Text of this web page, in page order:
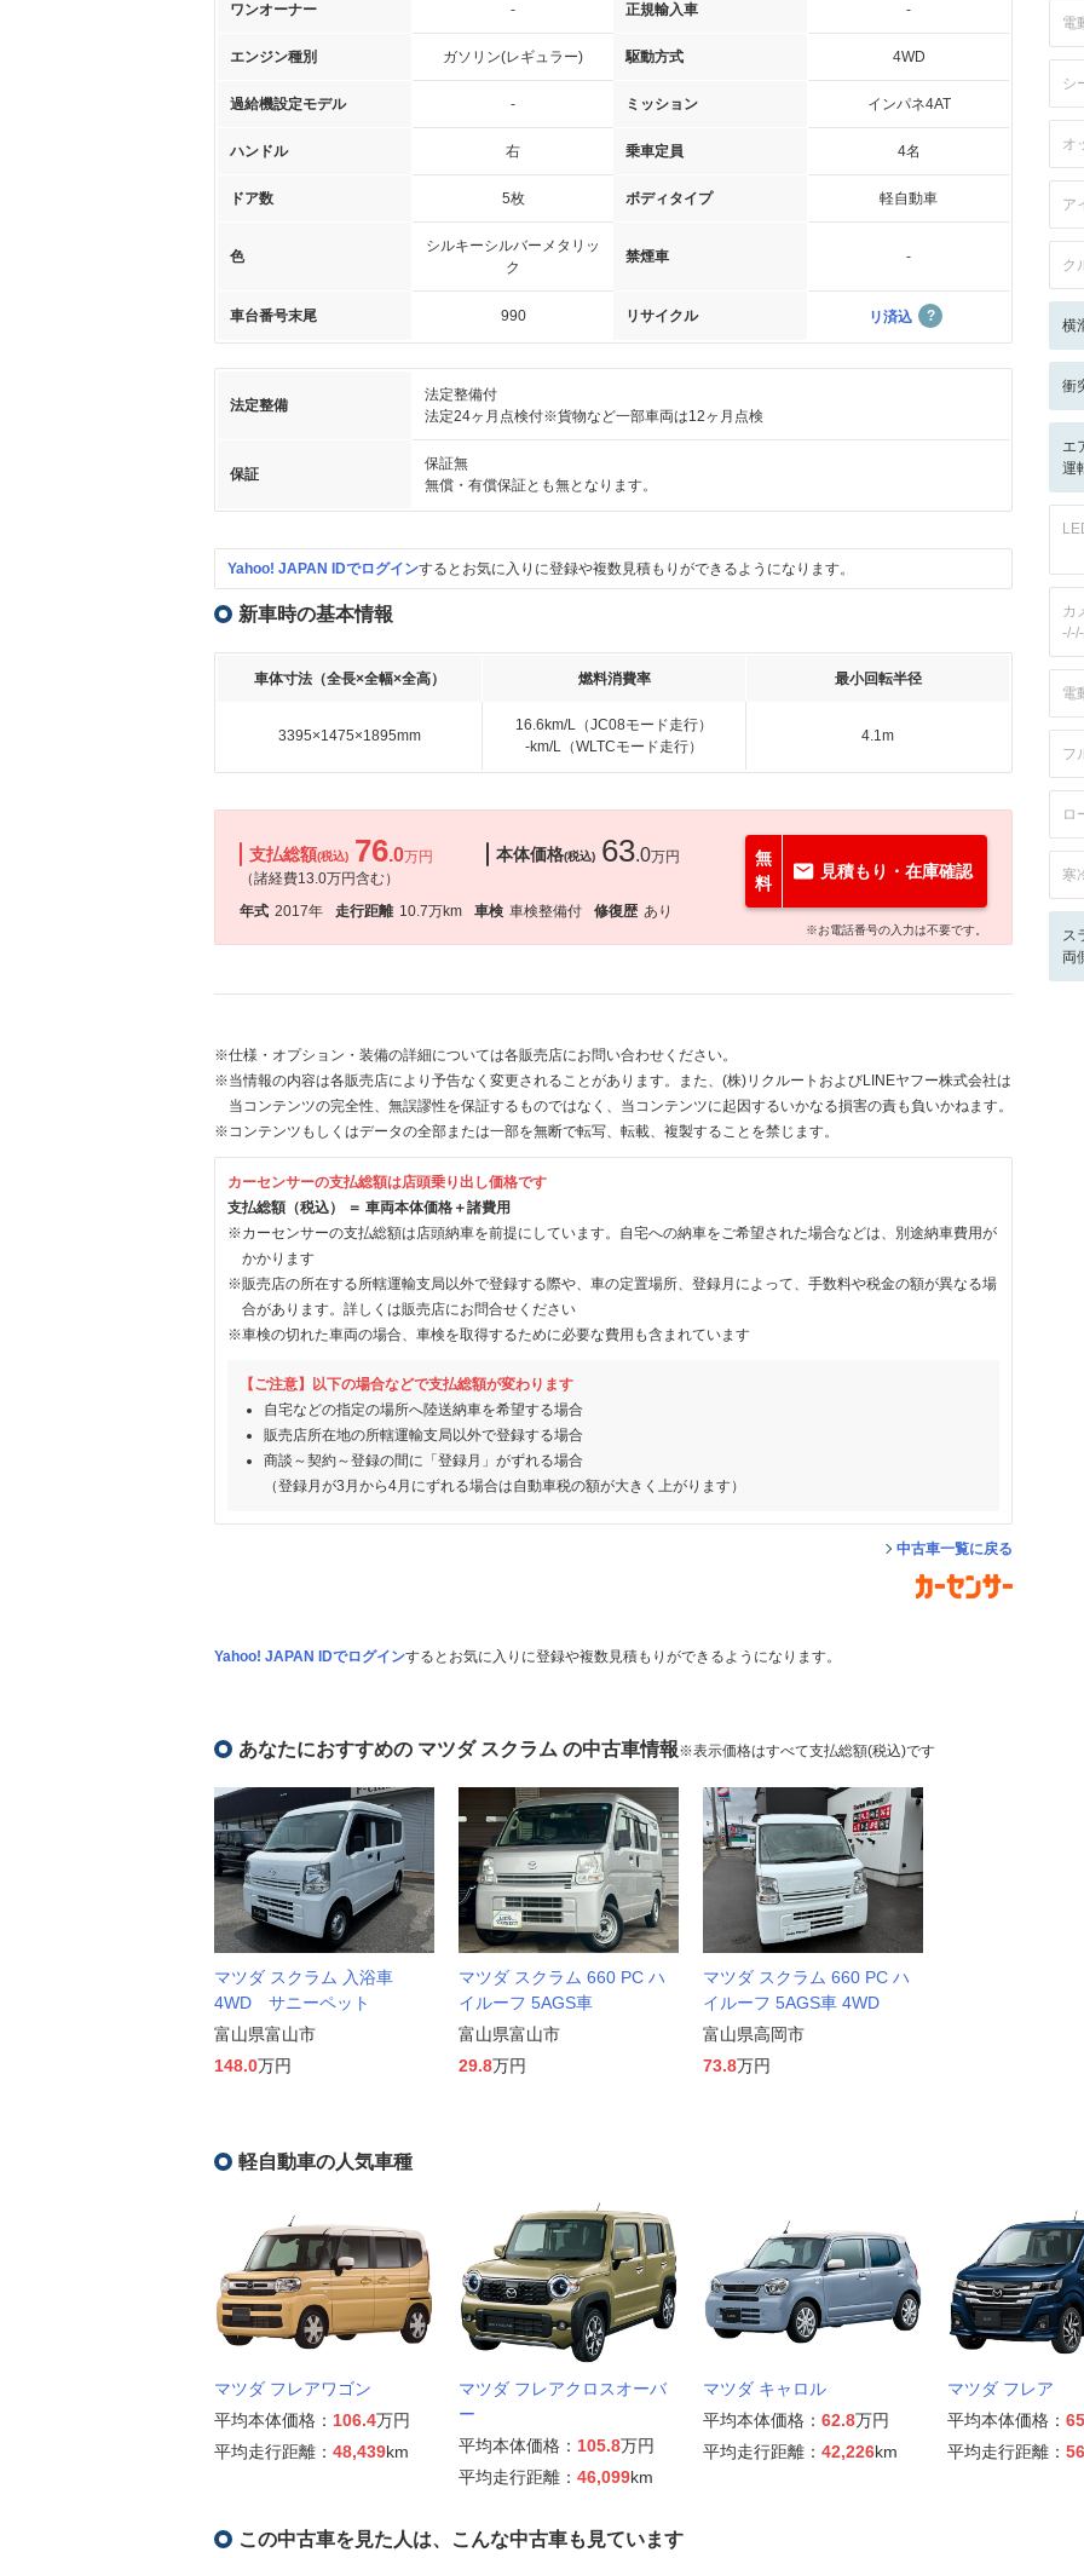
ワンオーナー - 正規輸入車 -
エンジン種別 ガソリン(レギュラー) 駆動方式 4WD
過給機設定モデル - ミッション インパネ4AT
ハンドル 右 乗車定員 4名
ドア数 5枚 ボディタイプ 軽自動車
色
シルキーシルバーメタリッ
ク
禁煙車 -
車台番号末尾 990 リサイクル リ済込
法定整備
法定整備付
法定24ヶ月点検付※貨物など一部車両は12ヶ月点検
保証
保証無
無償・有償保証とも無となります。
Yahoo! JAPAN IDでログインするとお気に入りに登録や複数見積もりができるようになります。
新車時の基本情報
車体寸法（全長×全幅×全高） 燃料消費率 最小回転半径
3395×1475×1895mm
16.6km/L（JC08モード走行）
-km/L（WLTCモード走行）
4.1m
支払総額(税込) 76.0万円
（諸経費13.0万円含む）
本体価格(税込) 63.0万円
年式 2017年 走行距離 10.7万km 車検 車検整備付 修復歴 あり
無
料
見積もり・在庫確認
※お電話番号の入力は不要です。
※仕様・オプション・装備の詳細については各販売店にお問い合わせください。
※当情報の内容は各販売店により予告なく変更されることがあります。また、(株)リクルートおよびLINEヤフー株式会社は
当コンテンツの完全性、無誤謬性を保証するものではなく、当コンテンツに起因するいかなる損害の責も負いかねます。
※コンテンツもしくはデータの全部または一部を無断で転写、転載、複製することを禁じます。
カーセンサーの支払総額は店頭乗り出し価格です
支払総額（税込） ＝ 車両本体価格＋諸費用
※カーセンサーの支払総額は店頭納車を前提にしています。自宅への納車をご希望された場合などは、別途納車費用が
かかります
※販売店の所在する所轄運輸支局以外で登録する際や、車の定置場所、登録月によって、手数料や税金の額が異なる場
合があります。詳しくは販売店にお問合せください
※車検の切れた車両の場合、車検を取得するために必要な費用も含まれています
【ご注意】以下の場合などで支払総額が変わります
自宅などの指定の場所へ陸送納車を希望する場合
販売店所在地の所轄運輸支局以外で登録する場合
商談～契約～登録の間に「登録月」がずれる場合
（登録月が3月から4月にずれる場合は自動車税の額が大きく上がります）
中古車一覧に戻る
Yahoo! JAPAN IDでログインするとお気に入りに登録や複数見積もりができるようになります。
電
シ
オ
ア
ク
横
衝
エ
運
カ
電
フ
ロ
寒
ス
両
あなたにおすすめの マツダ スクラム の中古車情報※表示価格はすべて支払総額(税込)です
マツダ スクラム 入浴車
4WD サニーペット
富山県富山市
148.0万円
マツダ スクラム 660 PC ハ
イルーフ 5AGS車
富山県富山市
29.8万円
マツダ スクラム 660 PC ハ
イルーフ 5AGS車 4WD
富山県高岡市
73.8万円
軽自動車の人気車種
マツダ フレアワゴン
平均本体価格： 106.4万円
平均走行距離： 48,439km
マツダ フレアクロスオーバ
ー
平均本体価格： 105.8万円
平均走行距離： 46,099km
マツダ キャロル
平均本体価格： 62.8万円
平均走行距離： 42,226km
マツダ フレア
平均本体価格：
平均走行距離：
この中古車を見た人は、こんな中古車も見ています